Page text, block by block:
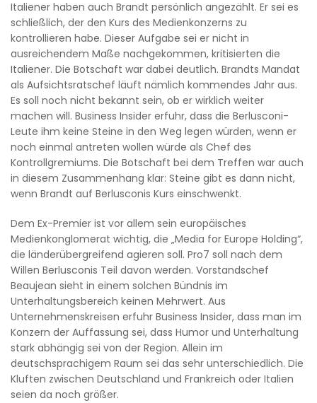
Italiener haben auch Brandt persönlich angezählt. Er sei es
schließlich, der den Kurs des Medienkonzerns zu
kontrollieren habe. Dieser Aufgabe sei er nicht in
ausreichendem Maße nachgekommen, kritisierten die
Italiener. Die Botschaft war dabei deutlich. Brandts Mandat
als Aufsichtsratschef läuft nämlich kommendes Jahr aus.
Es soll noch nicht bekannt sein, ob er wirklich weiter
machen will. Business Insider erfuhr, dass die Berlusconi-
Leute ihm keine Steine in den Weg legen würden, wenn er
noch einmal antreten wollen würde als Chef des
Kontrollgremiums. Die Botschaft bei dem Treffen war auch
in diesem Zusammenhang klar: Steine gibt es dann nicht,
wenn Brandt auf Berlusconis Kurs einschwenkt.
Dem Ex-Premier ist vor allem sein europäisches
Medienkonglomerat wichtig, die „Media for Europe Holding“,
die länderübergreifend agieren soll. Pro7 soll nach dem
Willen Berlusconis Teil davon werden. Vorstandschef
Beaujean sieht in einem solchen Bündnis im
Unterhaltungsbereich keinen Mehrwert. Aus
Unternehmenskreisen erfuhr Business Insider, dass man im
Konzern der Auffassung sei, dass Humor und Unterhaltung
stark abhängig sei von der Region. Allein im
deutschsprachigem Raum sei das sehr unterschiedlich. Die
Kluften zwischen Deutschland und Frankreich oder Italien
seien da noch größer.